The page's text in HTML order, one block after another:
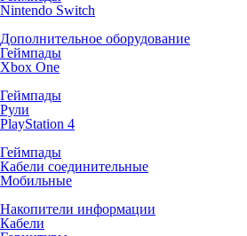
Nintendo Switch
Дополнительное оборудование
Геймпады
Xbox One
Геймпады
Рули
PlayStation 4
Геймпады
Кабели соединительные
Мобильные
Накопители информации
Кабели